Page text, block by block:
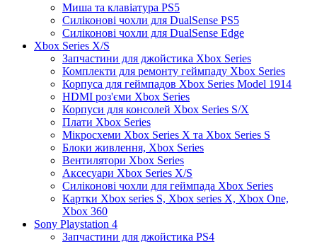
Миша та клавіатура PS5
Силіконові чохли для DualSense PS5
Силіконові чохли для DualSense Edge
Xbox Series X/S
Запчастини для джойстика Xbox Series
Комплекти для ремонту геймпаду Xbox Series
Корпуса для геймпадов Xbox Series Model 1914
HDMI роз'єми Xbox Series
Корпуси для консолей Xbox Series S/X
Плати Xbox Series
Мікросхеми Xbox Series X та Xbox Series S
Блоки живлення, Xbox Series
Вентилятори Xbox Series
Аксесуари Xbox Series X/S
Силіконові чохли для геймпада Xbox Series
Картки Xbox series S, Xbox series X, Xbox One,
Xbox 360
Sony Playstation 4
Запчастини для джойстика PS4